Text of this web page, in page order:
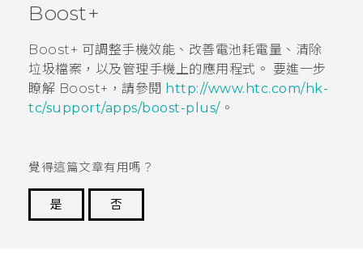
應用程式
支援服務
Boost+
Boost+ 可調整手機效能、改善電池耗電量、清除
垃圾檔案，以及管理手機上的應用程式。 要進一步
瞭解 Boost+ ，請參閱 http://www.htc.com/hk-
tc/support/apps/boost-plus/。
覺得這篇文章有用嗎？
是
否